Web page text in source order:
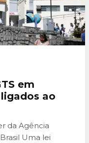
em
ao
da Agência
Uma lei